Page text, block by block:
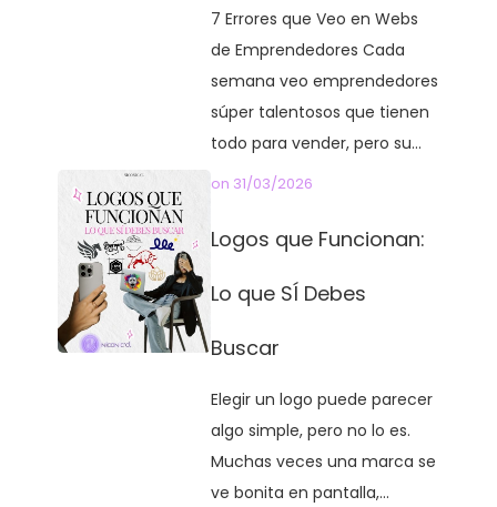
7 Errores que Veo en Webs
de Emprendedores Cada
semana veo emprendedores
súper talentosos que tienen
todo para vender, pero su...
on 31/03/2026
Logos que Funcionan:
Lo que SÍ Debes
Buscar
Elegir un logo puede parecer
algo simple, pero no lo es.
Muchas veces una marca se
ve bonita en pantalla,...